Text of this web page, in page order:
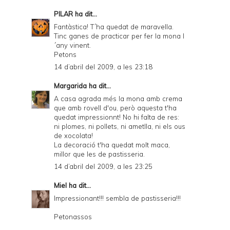
PILAR ha dit...
Fantàstica! T´ha quedat de maravella.
Tinc ganes de practicar per fer la mona l
´any vinent.
Petons
14 d’abril del 2009, a les 23:18
Margarida ha dit...
A casa agrada més la mona amb crema
que amb rovell d'ou, però aquesta t'ha
quedat impressionnt! No hi falta de res:
ni plomes, ni pollets, ni ametlla, ni els ous
de xocolata!
La decoració t'ha quedat molt maca,
millor que les de pastisseria.
14 d’abril del 2009, a les 23:25
Miel ha dit...
Impressionant!!! sembla de pastisseria!!!
Petonassos